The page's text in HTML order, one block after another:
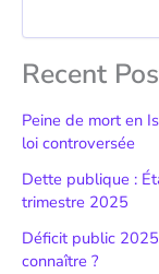
Recent
Peine de mort en
loi controversée
Dette publique :
trimestre 2025
Déficit public
connaître ?